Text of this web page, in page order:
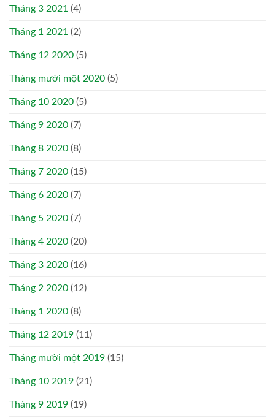
Tháng 3 2021 (4)
Tháng 1 2021 (2)
Tháng 12 2020 (5)
Tháng mười một 2020 (5)
Tháng 10 2020 (5)
Tháng 9 2020 (7)
Tháng 8 2020 (8)
Tháng 7 2020 (15)
Tháng 6 2020 (7)
Tháng 5 2020 (7)
Tháng 4 2020 (20)
Tháng 3 2020 (16)
Tháng 2 2020 (12)
Tháng 1 2020 (8)
Tháng 12 2019 (11)
Tháng mười một 2019 (15)
Tháng 10 2019 (21)
Tháng 9 2019 (19)